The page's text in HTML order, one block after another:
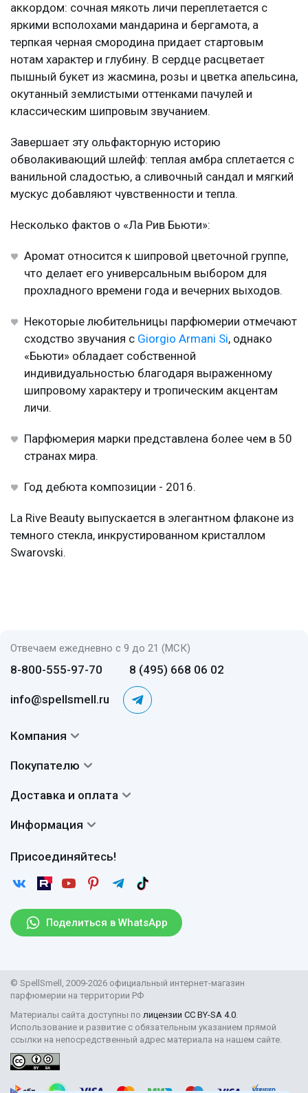
аккордом: сочная мякоть личи переплетается с
яркими всполохами мандарина и бергамота, а
терпкая черная смородина придает стартовым
нотам характер и глубину. В сердце расцветает
пышный букет из жасмина, розы и цветка апельсина,
окутанный землистыми оттенками пачулей и
классическим шипровым звучанием.
Завершает эту ольфакторную историю
обволакивающий шлейф: теплая амбра сплетается с
ванильной сладостью, а сливочный сандал и мягкий
мускус добавляют чувственности и тепла.
Несколько фактов о «Ла Рив Бьюти»:
Аромат относится к шипровой цветочной группе,
что делает его универсальным выбором для
прохладного времени года и вечерних выходов.
Некоторые любительницы парфюмерии отмечают
сходство звучания с Giorgio Armani Si, однако
«Бьюти» обладает собственной
индивидуальностью благодаря выраженному
шипровому характеру и тропическим акцентам
личи.
Парфюмерия марки представлена более чем в 50
странах мира.
Год дебюта композиции - 2016.
La Rive Beauty выпускается в элегантном флаконе из
темного стекла, инкрустированном кристаллом
Swarovski.
Отвечаем ежедневно с 9 до 21 (МСК)
8-800-555-97-70 8 (495) 668 06 02
info@spellsmell.ru
Поделиться в WhatsApp
Присоединяйтесь!
Компания
Авторы
Сертификаты
Покупателю
Вопросы и ответы
Отзывы
Рассылка
Доставка и оплата
Доставка
Возврат
Информация
Пользовательское соглашение
Защита персональных данных
Правила продажи товаров (Постановление Правительства
Поставщикам
© SpellSmell, 2009-2026 официальный интернет-магазин
парфюмерии на территории РФ
Материалы сайта доступны по лицензии CC BY-SA 4.0.
Использование и развитие с обязательным указанием прямой
ссылки на непосредственный адрес материала на нашем сайте.